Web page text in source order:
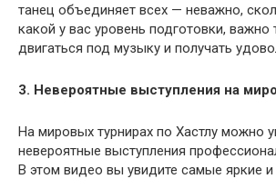
танец объединяет всех — неважно,
какой у вас уровень подготовки, важно
двигаться под музыку и получать
3. Невероятные выступления на
На мировых турнирах по Хастлу можно
невероятные выступления
В этом видео вы увидите самые яркие